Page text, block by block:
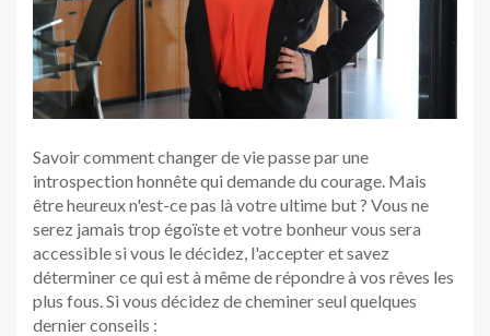
Savoir comment changer de vie passe par une
introspection honnête qui demande du courage. Mais
être heureux n'est-ce pas là votre ultime but ? Vous ne
serez jamais trop égoïste et votre bonheur vous sera
accessible si vous le décidez, l'accepter et savez
déterminer ce qui est à même de répondre à vos rêves les
plus fous. Si vous décidez de cheminer seul quelques
dernier conseils :